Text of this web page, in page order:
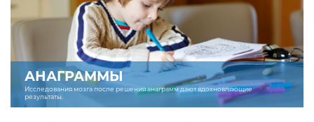
АНАГРАММЫ
Исследования мозга после решения анаграмм дают вдохновляющие
результаты.